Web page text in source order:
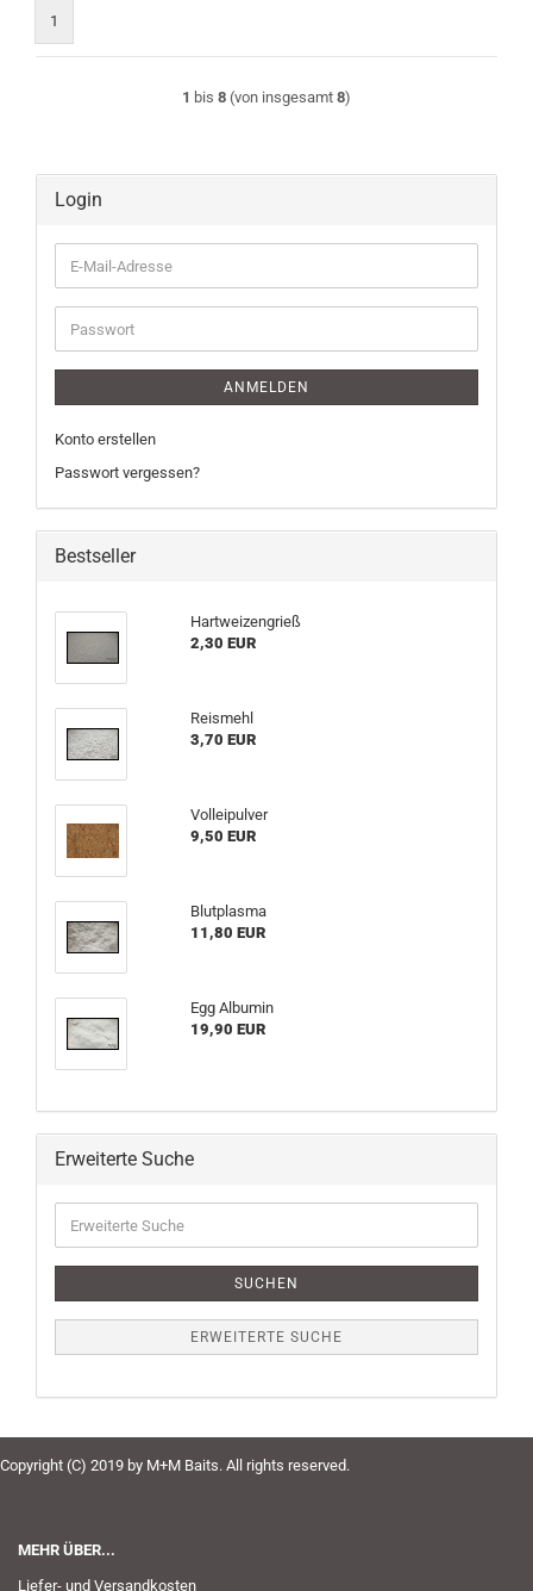
1
1 bis 8 (von insgesamt 8)
Login
E-
Mail-
Adresse
Passwort
ANMELDEN
Konto erstellen
Passwort vergessen?
Bestseller
Hartweizengrieß
2,30 EUR
Reismehl
3,70 EUR
Volleipulver
9,50 EUR
Blutplasma
11,80 EUR
Egg Albumin
19,90 EUR
Erweiterte Suche
Suche
SUCHEN
ERWEITERTE SUCHE
Copyright (C) 2019 by M+M Baits. All rights reserved.
MEHR ÜBER...
Liefer- und Versandkosten